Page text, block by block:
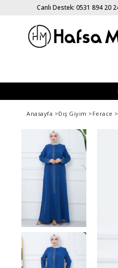
Canlı Destek: 0531 894 20
Anasayfa >Dış Giyim > Ferace >